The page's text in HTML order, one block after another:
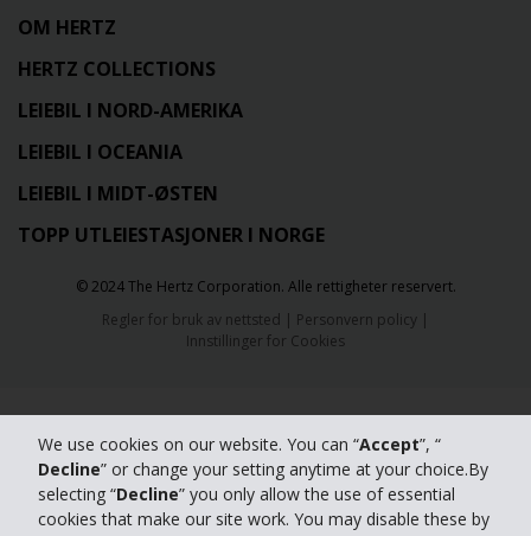
We use cookies on our website. You can “Accept”, “
Decline” or change your setting anytime at your choice.By
selecting “Decline” you only allow the use of essential
cookies that make our site work. You may disable these by
OM HERTZ
HERTZ COLLECTIONS
LEIEBIL I NORD-AMERIKA
LEIEBIL I OCEANIA
LEIEBIL I MIDT-ØSTEN
TOPP UTLEIESTASJONER I NORGE
© 2024 The Hertz Corporation. Alle rettigheter reservert.
Regler for bruk av nettsted | Personvern policy |
Innstillinger for Cookies